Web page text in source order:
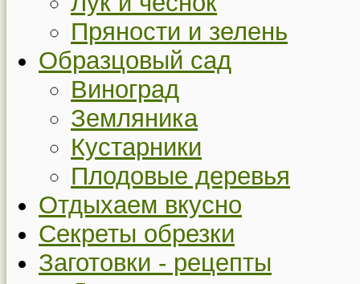
Пряности и зелень
Образцовый сад
Виноград
Земляника
Кустарники
Плодовые деревья
Отдыхаем вкусно
Секреты обрезки
Заготовки - рецепты